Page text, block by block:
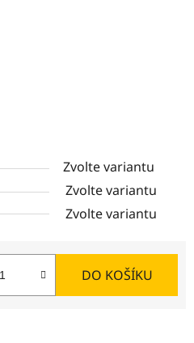
Zvolte variantu
Zvolte variantu
Zvolte variantu
DO KOŠÍKU